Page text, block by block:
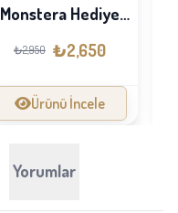
Monstera Hediye
Paketli
₺2,950 ₺2,650
Ürünü İncele
Yorumlar